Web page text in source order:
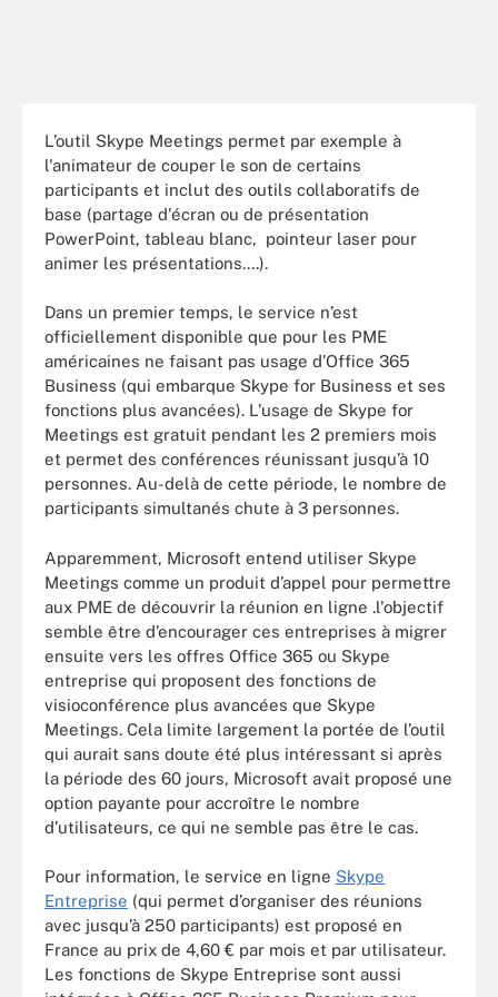
L’outil Skype Meetings permet par exemple à
l'animateur de couper le son de certains
participants et inclut des outils collaboratifs de
base (partage d'écran ou de présentation
PowerPoint, tableau blanc, pointeur laser pour
animer les présentations....).
Dans un premier temps, le service n’est
officiellement disponible que pour les PME
américaines ne faisant pas usage d’Office 365
Business (qui embarque Skype for Business et ses
fonctions plus avancées). L’usage de Skype for
Meetings est gratuit pendant les 2 premiers mois
et permet des conférences réunissant jusqu’à 10
personnes. Au-delà de cette période, le nombre de
participants simultanés chute à 3 personnes.
Apparemment, Microsoft entend utiliser Skype
Meetings comme un produit d’appel pour permettre
aux PME de découvrir la réunion en ligne .l'objectif
semble être d’encourager ces entreprises à migrer
ensuite vers les offres Office 365 ou Skype
entreprise qui proposent des fonctions de
visioconférence plus avancées que Skype
Meetings. Cela limite largement la portée de l’outil
qui aurait sans doute été plus intéressant si après
la période des 60 jours, Microsoft avait proposé une
option payante pour accroître le nombre
d’utilisateurs, ce qui ne semble pas être le cas.
Pour information, le service en ligne Skype
Entreprise (qui permet d’organiser des réunions
avec jusqu’à 250 participants) est proposé en
France au prix de 4,60 € par mois et par utilisateur.
Les fonctions de Skype Entreprise sont aussi